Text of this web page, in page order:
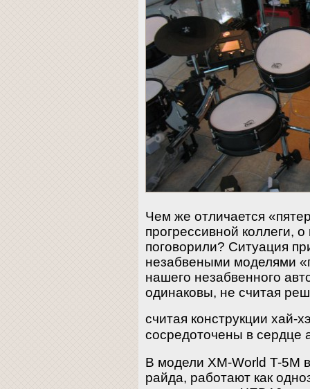
Чем же отличается
прогрессивной коллеги,
поговорили? Ситуация
незабвеными моделями
нашего незабвенного
одинаковы, не считая
считая конструкции хай-
сосредоточены в
В модели XM-World T-5M
райда, работают как